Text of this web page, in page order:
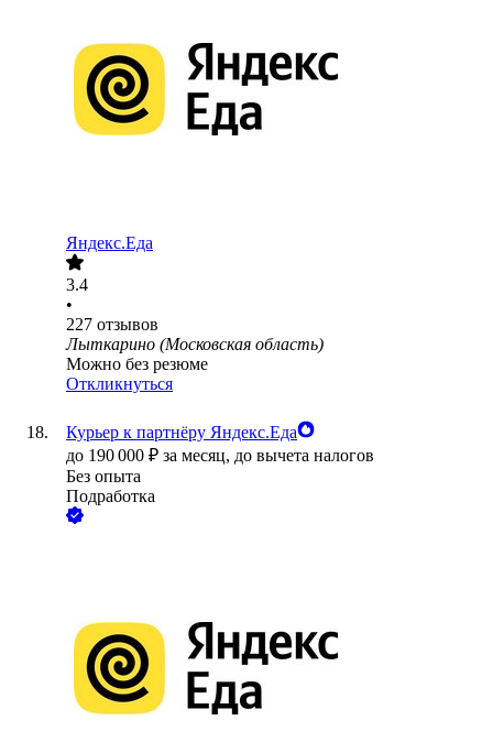
Яндекс.Еда
3.4
•
227 отзывов
Лыткарино (Московская область)
Можно без резюме
Откликнуться
Курьер к партнёру Яндекс.Еда
до 190 000 ₽ за месяц, до вычета налогов
Без опыта
Подработка